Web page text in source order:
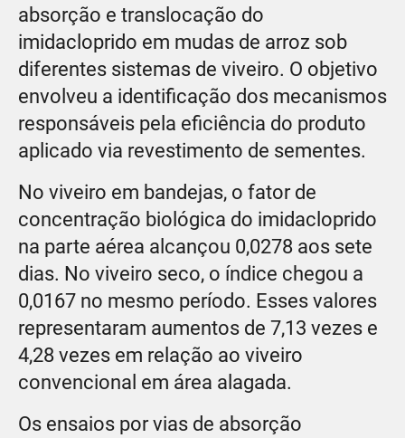
absorção e translocação do
imidacloprido em mudas de arroz sob
diferentes sistemas de viveiro. O objetivo
envolveu a identificação dos mecanismos
responsáveis pela eficiência do produto
aplicado via revestimento de sementes.
No viveiro em bandejas, o fator de
concentração biológica do imidacloprido
na parte aérea alcançou 0,0278 aos sete
dias. No viveiro seco, o índice chegou a
0,0167 no mesmo período. Esses valores
representaram aumentos de 7,13 vezes e
4,28 vezes em relação ao viveiro
convencional em área alagada.
Os ensaios por vias de absorção